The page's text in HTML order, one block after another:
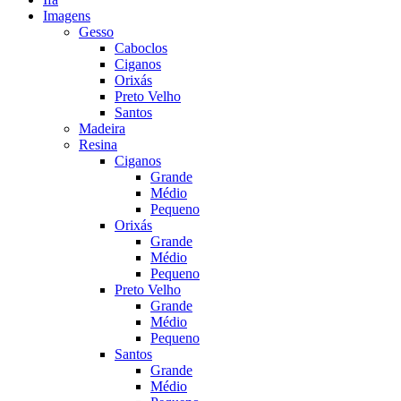
Imagens
Gesso
Caboclos
Ciganos
Orixás
Preto Velho
Santos
Madeira
Resina
Ciganos
Grande
Médio
Pequeno
Orixás
Grande
Médio
Pequeno
Preto Velho
Grande
Médio
Pequeno
Santos
Grande
Médio